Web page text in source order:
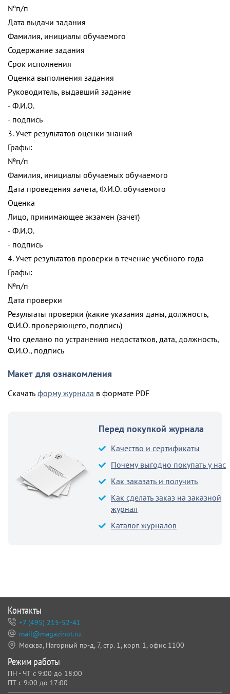
№п/п
Дата выдачи задания
Фамилия, инициалы обучаемого
Содержание задания
Срок исполнения
Оценка выполнения задания
Руководитель, выдавший задание
- Ф.И.О.
- подпись
3. Учет результатов оценки знаний
Графы:
№п/п
Фамилия, инициалы обучаемых обучаемого
Дата проведения зачета, Ф.И.О. обучаемого
Оценка
Лицо, принимающее экзамен (зачет)
- Ф.И.О.
- подпись
4. Учет результатов проверки в течение учебного года
Графы:
№п/п
Дата проверки
Результаты проверки (какие указания даны, должность,
Ф.И.О. проверяющего, подпись)
Что сделано по устранению недостатков, дата, должность,
Ф.И.О., подпись
Макет для ознакомления
Скачать форму журнала в формате PDF
Перед покупкой журнала
Качество и сертификаты
Почему выгодно покупать у нас
Как заказать и получить
Как сделать заказ на заказной
журнал
Каталог журналов
Контакты
+7 (495) 215-52-41
mail@magazinot.ru
Москва, Нагорный пр-д, 7, стр. 1, корп. 1, офис 1100
Режим работы
ПН - ЧТ с 9:00 до 18:00
ПТ с 9:00 до 17:00